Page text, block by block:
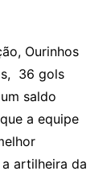
Ourinhos
36 gols
saldo
a equipe
artilheira da